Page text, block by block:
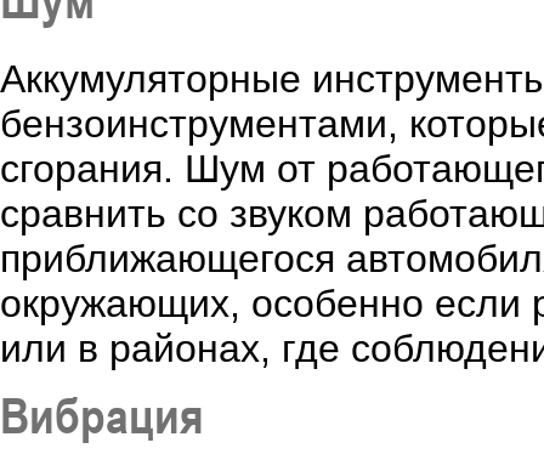
Аккумуляторные
бензоинструментами,
сгорания. Шум от
сравнить со звуком
приближающегося
окружающих, особенно если
или в районах, где
Вибрация